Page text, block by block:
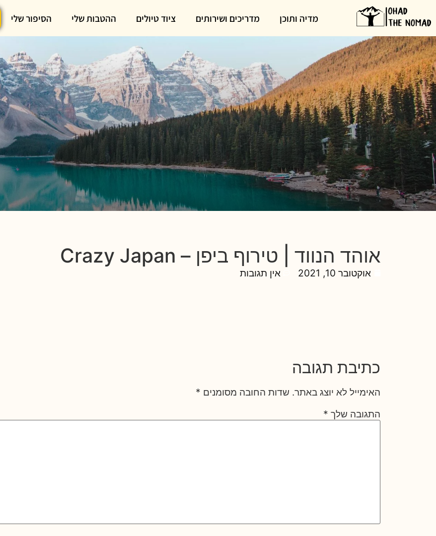
מדיה ותוכן מדריכים ושירותים ציוד טיולים ההטבות שלי הסיפור שלי
אוהד הנווד | טירוף ביפן – Crazy Japan
אוקטובר 10, 2021 אין תגובות
כתיבת תגובה
האימייל לא יוצג באתר. שדות החובה מסומנים *
התגובה שלך *